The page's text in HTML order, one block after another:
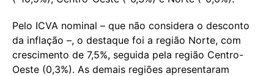
Pelo ICVA nominal – que não considera o desconto
da inflação –, o destaque foi a região Norte, com
crescimento de 7,5%, seguida pela região Centro-
Oeste (0,3%). As demais regiões apresentaram